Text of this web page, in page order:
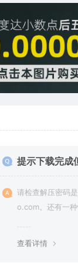
提示下载完成
请检查解压密码
o.com。还有一
查看详情